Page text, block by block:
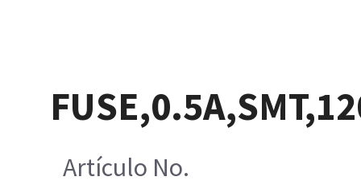
Artículo No.